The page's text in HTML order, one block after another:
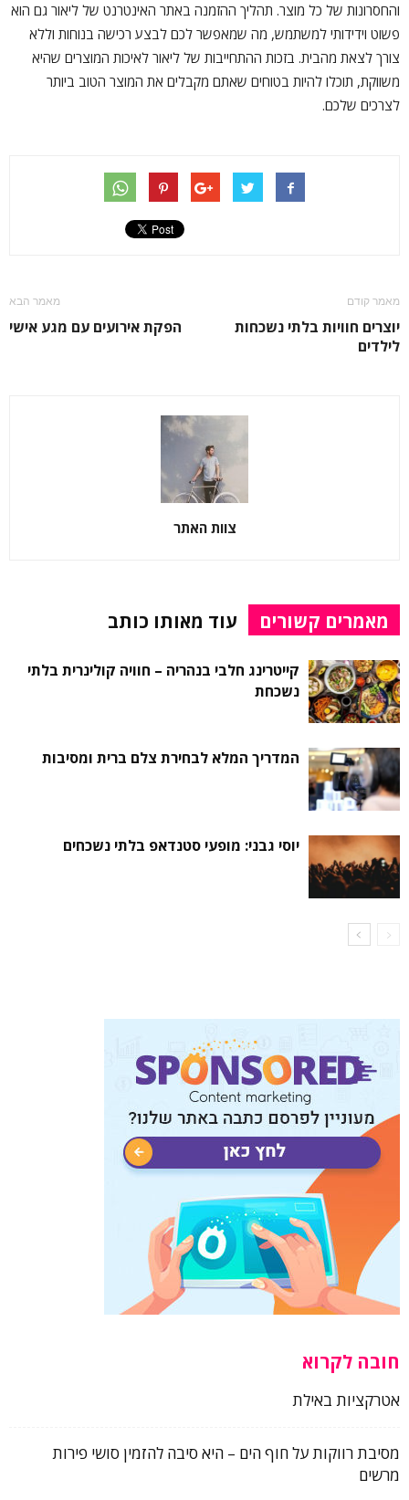
והחסרונות של כל מוצר. תהליך ההזמנה באתר האינטרנט של ליאור גם הוא
פשוט וידידותי למשתמש, מה שמאפשר לכם לבצע רכישה בנוחות וללא
צורך לצאת מהבית. בזכות ההתחייבות של ליאור לאיכות המוצרים שהיא
משווקת, תוכלו להיות בטוחים שאתם מקבלים את המוצר הטוב ביותר
לצרכים שלכם.
מאמר קודם
יוצרים חוויות בלתי נשכחות
לילדים
מאמר הבא
הפקת אירועים עם מגע אישי
צוות האתר
מאמרים קשורים עוד מאותו כותב
קייטרינג חלבי בנהריה – חוויה קולינרית בלתי
נשכחת
המדריך המלא לבחירת צלם ברית ומסיבות
יוסי גבני: מופעי סטנדאפ בלתי נשכחים
חובה לקרוא
אטרקציות באילת
מסיבת רווקות על חוף הים – היא סיבה להזמין סושי פירות
מרשים